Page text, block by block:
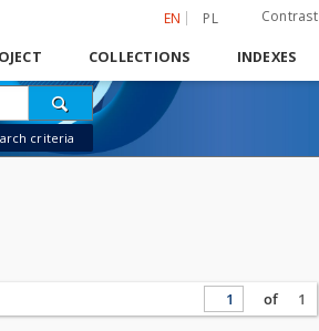
EN PL Contrast
COLLECTIONS INDEXES
criteria
of 1